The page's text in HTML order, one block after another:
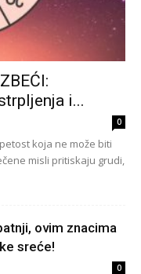
i...
0
koja ne može biti
misli pritiskaju grudi,
ovim znacima
sreće!
0